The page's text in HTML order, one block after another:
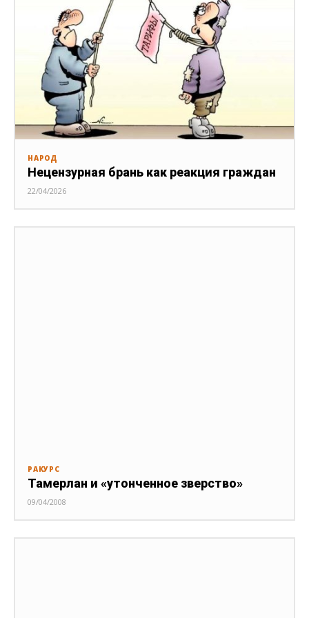
НАРОД
Нецензурная брань как реакция граждан
22/04/2026
РАКУРС
Тамерлан и «утонченное зверство»
09/04/2008